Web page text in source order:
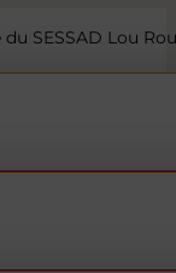
SESSAD Lou